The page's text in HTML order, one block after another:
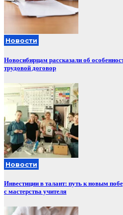
Новости
Новосибирцам рассказали об
трудовой договор
Новости
Инвестиции в талант: путь к новым
с мастерства учителя